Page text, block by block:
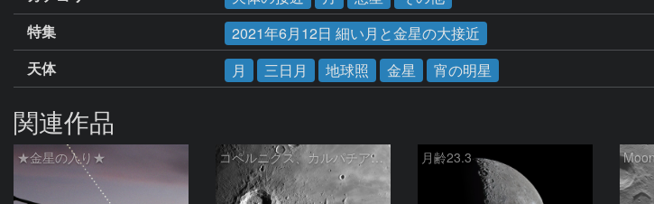
特集
2021年6月12日 細い月と金星の大接近
天体
月 三日月 地球照 金星 宵の明星
関連作品
★金星の入り★ コペルニクス、カルパチア山脈付近 月齢23.3